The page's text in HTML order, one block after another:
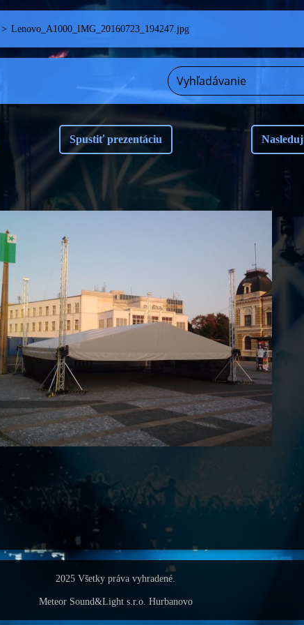
> Lenovo_A1000_IMG_20160723_194247.jpg
Spustiť prezentáciu
2025 Všetky práva vyhradené.
Meteor Sound&Light s.r.o. Hurbanovo